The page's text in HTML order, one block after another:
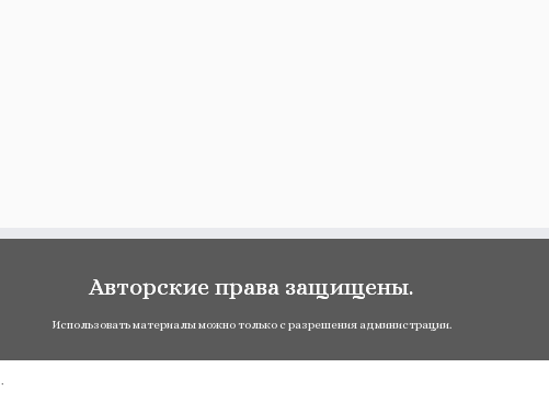
Авторские права защищены.
Использовать материалы можно только с разрешения администрации.
·